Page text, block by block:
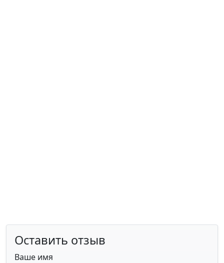
Оставить отзыв
Ваше имя